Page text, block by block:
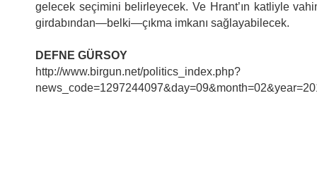
gelecek seçimini belirleyecek. Ve Hrant’ın katliyle
girdabından—belki—çıkma imkanı sağlayabilecek.
DEFNE GÜRSOY
http://www.birgun.net/politics_index.php?